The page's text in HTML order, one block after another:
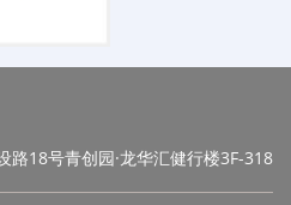
路18号青创园·龙华汇健行楼3F-318